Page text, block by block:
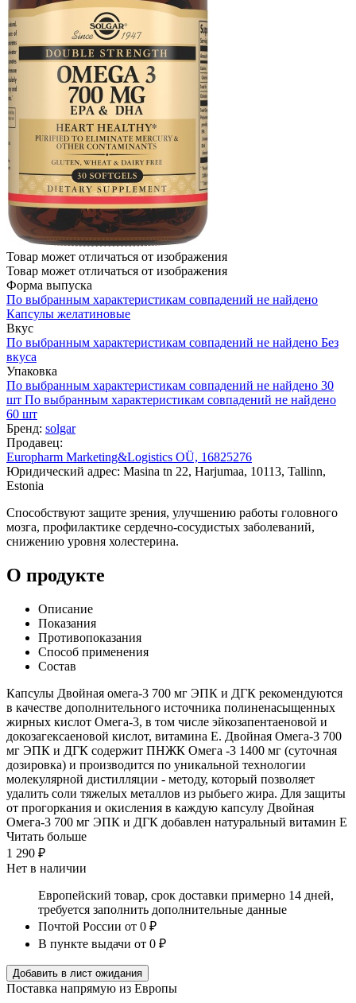
Товар может отличаться от изображения
Товар может отличаться от изображения
Форма выпуска
По выбранным характеристикам совпадений не найдено
Капсулы желатиновые
Вкус
По выбранным характеристикам совпадений не найдено Без
вкуса
Упаковка
По выбранным характеристикам совпадений не найдено 30
шт По выбранным характеристикам совпадений не найдено
60 шт
Бренд: solgar
Продавец:
Europharm Marketing&Logistics OÜ, 16825276
Юридический адрес: Masina tn 22, Harjumaa, 10113, Tallinn,
Estonia
Способствуют защите зрения, улучшению работы головного
мозга, профилактике сердечно-сосудистых заболеваний,
снижению уровня холестерина.
О продукте
Описание
Показания
Противопоказания
Способ применения
Состав
Капсулы Двойная омега-3 700 мг ЭПК и ДГК рекомендуются
в качестве дополнительного источника полиненасыщенных
жирных кислот Омега-3, в том числе эйкозапентаеновой и
докозагексаеновой кислот, витамина Е. Двойная Омега-3 700
мг ЭПК и ДГК содержит ПНЖК Омега -3 1400 мг (суточная
дозировка) и производится по уникальной технологии
молекулярной дистилляции - методу, который позволяет
удалить соли тяжелых металлов из рыбьего жира. Для защиты
от прогоркания и окисления в каждую капсулу Двойная
Омега-3 700 мг ЭПК и ДГК добавлен натуральный витамин Е
Читать больше
1 290 ₽
Нет в наличии
Европейский товар, срок доставки примерно 14 дней,
требуется заполнить дополнительные данные
Почтой России от 0 ₽
В пункте выдачи от 0 ₽
Добавить в лист ожидания
Поставка напрямую из Европы